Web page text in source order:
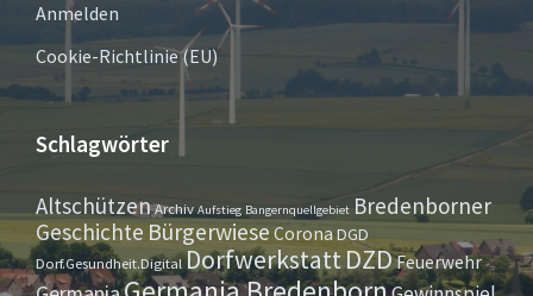
Anmelden
Cookie-Richtlinie (EU)
Schlagwörter
AltschützenArchiv Aufstieg Bangernquellgebiet Bredenborner
Geschichte Bürgerwiese CoronaDGD
Dorf.Gesundheit.Digital DorfwerkstattDZDFeuerwehr